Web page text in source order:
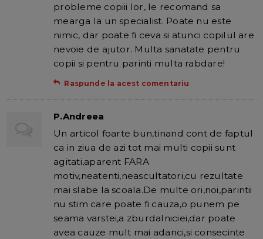
probleme copiii lor, le recomand sa
mearga la un specialist. Poate nu este
nimic, dar poate fi ceva si atunci copilul are
nevoie de ajutor. Multa sanatate pentru
copii si pentru parinti multa rabdare!
Raspunde la acest comentariu
P.Andreea
Un articol foarte bun,tinand cont de faptul
ca in ziua de azi tot mai multi copii sunt
agitati,aparent FARA
motiv,neatenti,neascultatori,cu rezultate
mai slabe la scoala.De multe ori,noi,parintii
nu stim care poate fi cauza,o punem pe
seama varstei,a zburdalniciei,dar poate
avea cauze mult mai adanci,si consecinte